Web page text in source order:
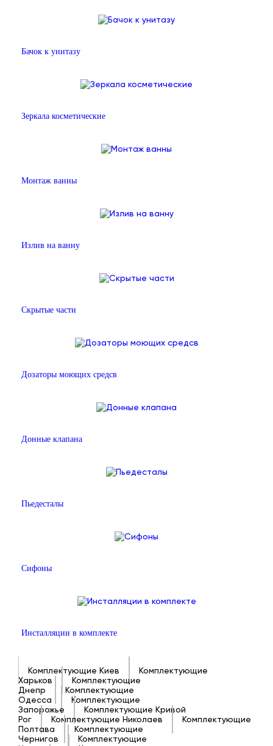
Бачок к унитазу
Зеркала косметические
Монтаж ванны
Излив на ванну
Скрытые части
Дозаторы моющих средсв
Донные клапана
Пьедесталы
Сифоны
Инсталляции в комплекте
Комплектующие Киев
Комплектующие
Харьков
Комплектующие
Днепр
Комплектующие
Одесса
Комплектующие
Запорожье
Комплектующие Кривой
Рог
Комплектующие Николаев
Комплектующие
Полтава
Комплектующие
Чернигов
Комплектующие